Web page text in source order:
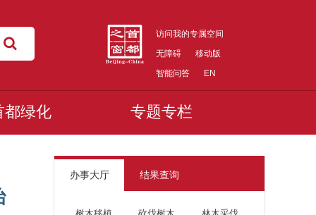
访问我的专属空间
无障碍
移动版
智能问答
EN
都绿化 专题专栏
办事大厅 结果查询